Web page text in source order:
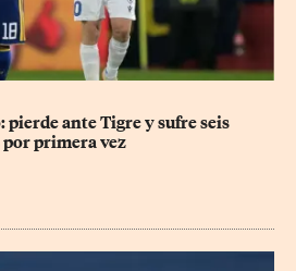
pierde ante Tigre y sufre seis
primera vez